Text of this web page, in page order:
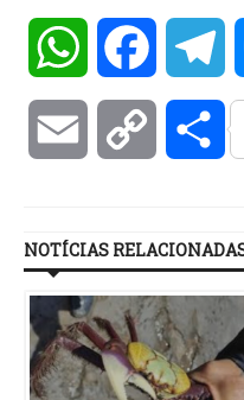
WhatsAppFacebook
Email Copy
NOTÍCIAS